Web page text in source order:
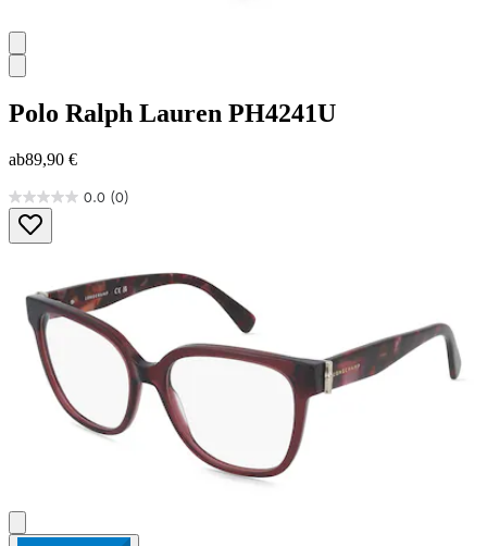
Polo Ralph Lauren PH4241U
ab89,90 €
0.0 (0)
0.0
von
5